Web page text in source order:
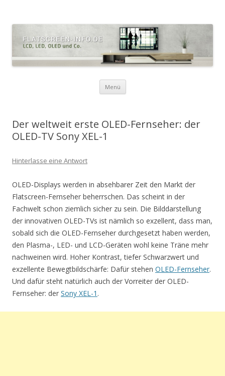
Menü Zum
Der weltweit erste OLED-Fernseher: der
OLED-TV Sony XEL-1
Hinterlasse eine Antwort
OLED-Displays werden in absehbarer Zeit den Markt der
Flatscreen-Fernseher beherrschen. Das scheint in der
Fachwelt schon ziemlich sicher zu sein. Die Bilddarstellung
der innovativen OLED-TVs ist nämlich so exzellent, dass man,
sobald sich die OLED-Fernseher durchgesetzt haben werden,
den Plasma-, LED- und LCD-Geräten wohl keine Träne mehr
nachweinen wird. Hoher Kontrast, tiefer Schwarzwert und
exzellente Bewegtbildschärfe: Dafür stehen OLED-Fernseher.
Und dafür steht natürlich auch der Vorreiter der OLED-
Fernseher: der Sony XEL-1 .